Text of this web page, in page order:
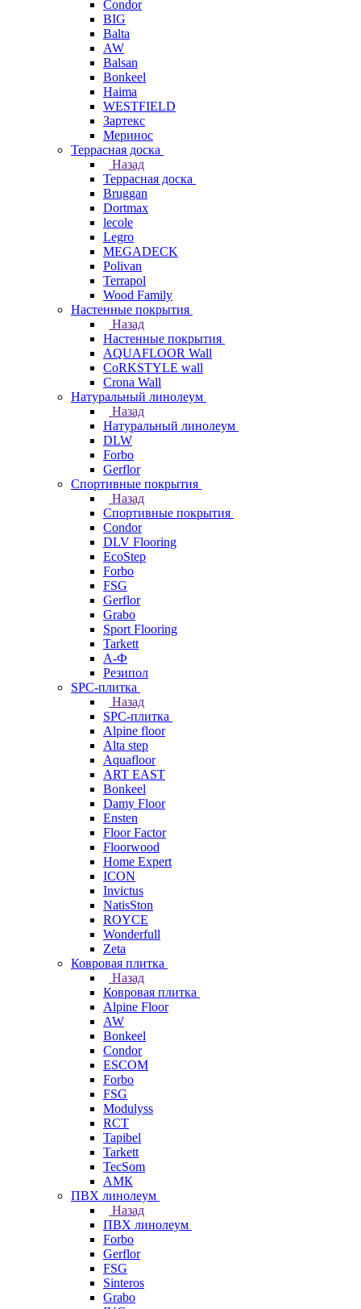
Condor
BIG
Balta
AW
Balsan
Bonkeel
Haima
WESTFIELD
Зартекс
Меринос
Террасная доска
Назад
Террасная доска
Bruggan
Dortmax
lecole
Legro
MEGADECK
Polivan
Terrapol
Wood Family
Настенные покрытия
Назад
Настенные покрытия
AQUAFLOOR Wall
CoRKSTYLE wall
Crona Wall
Натуральный линолеум
Назад
Натуральный линолеум
DLW
Forbo
Gerflor
Спортивные покрытия
Назад
Спортивные покрытия
Condor
DLV Flooring
EcoStep
Forbo
FSG
Gerflor
Grabo
Sport Flooring
Tarkett
А-Ф
Резипол
SPC-плитка
Назад
SPC-плитка
Alpine floor
Alta step
Aquafloor
ART EAST
Bonkeel
Damy Floor
Ensten
Floor Factor
Floorwood
Home Expert
ICON
Invictus
NatisSton
ROYCE
Wonderfull
Zeta
Ковровая плитка
Назад
Ковровая плитка
Alpine Floor
AW
Bonkeel
Condor
ESCOM
Forbo
FSG
Modulyss
RCT
Tapibel
Tarkett
TecSom
АМК
ПВХ линолеум
Назад
ПВХ линолеум
Forbo
Gerflor
FSG
Sinteros
Grabo